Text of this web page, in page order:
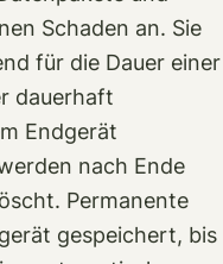
Schaden an. Sie
für die Dauer einer
dauerhaft
Endgerät
nach Ende
Permanente
gespeichert, bis